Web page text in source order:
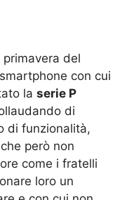
del
con cui
la serie P
di
di funzionalità,
però non
come i fratelli
loro un